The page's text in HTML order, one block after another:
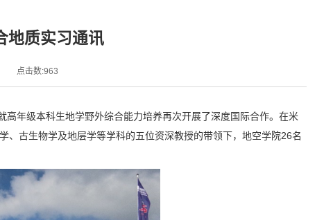
地质实习通讯
点击数:963
年级本科生地学野外综合能力培养再次开展了深度国际合作。在米
古生物学及地层学等学科的五位资深教授的带领下，地空学院26名